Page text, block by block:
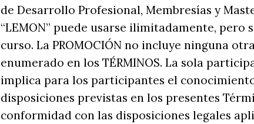
de Desarrollo Profesional, Membresías y
“LEMON” puede usarse ilimitadamente,
curso. La PROMOCIÓN no incluye ninguna
enumerado en los TÉRMINOS. La sola
implica para los participantes el
disposiciones previstas en los presentes
conformidad con las disposiciones legales